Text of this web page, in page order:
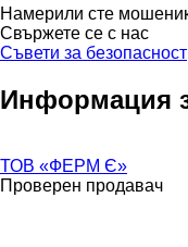
Намерили сте
Свържете се с нас
Съвети за безопасност
Информация
ТОВ «ФЕРМ Є»
Проверен продавач